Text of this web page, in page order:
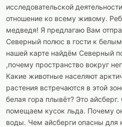
исследовательской
отношение ко всему живому.
медведя! Я предлагаю Вам
Северный полюс в гости к
нашей карте найдём Северный
,почему пространство вокруг
Какие животные населяют
растения встречаются в этой
белая гора плывёт? Это
помещаем кусок льда. Почему
воды. Чем айсберги опасны для